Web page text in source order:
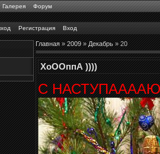
Галерея Форум
Регистрация Вход
Главная»2009 » Декабрь » 20
ХоООппА ))))
С